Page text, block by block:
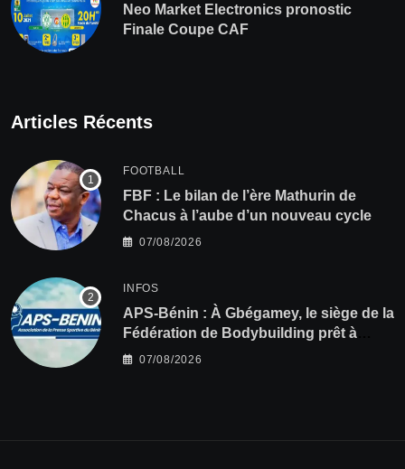
Neo Market Electronics pronostic
Finale Coupe CAF
Articles Récents
FOOTBALL
FBF : Le bilan de l’ère Mathurin de
Chacus à l’aube d’un nouveau cycle
07/08/2026
INFOS
APS-Bénin : À Gbégamey, le siège de la
Fédération de Bodybuilding prêt à
accueillir l’AG élective 2026
07/08/2026